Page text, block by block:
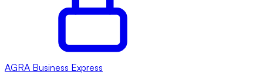
AGRA Business Express